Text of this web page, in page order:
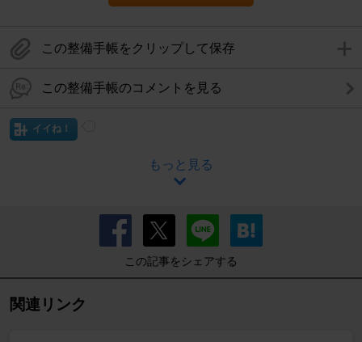
この整備手帳をクリップして保存
この整備手帳のコメントを見る
イイね！
もっと見る
この記事をシェアする
関連リンク